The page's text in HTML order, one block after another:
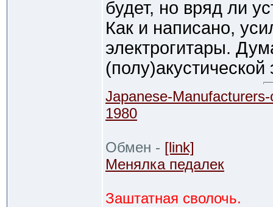
будет, но вряд ли
Как и написано,
электрогитары.
(полу)акустической
Japanese-
1980
Обмен - [link]
Менялка педалек
Заштатная сволочь.